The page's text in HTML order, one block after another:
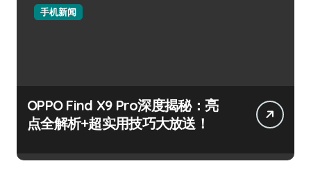
手机新闻
OPPO Find X9 Pro深度揭秘：亮
点全解析+超实用技巧大放送！